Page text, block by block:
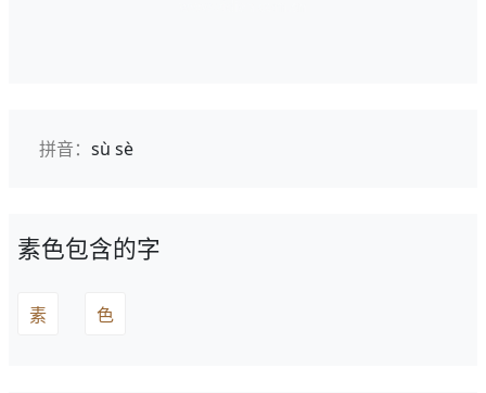
拼音： sù sè
素色包含的字
素 色